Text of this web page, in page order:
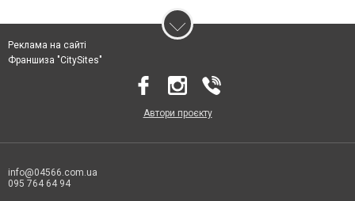
Реклама на сайті
Франшиза "CitySites"
Автори проєкту
info@04566.com.ua
095 764 64 94